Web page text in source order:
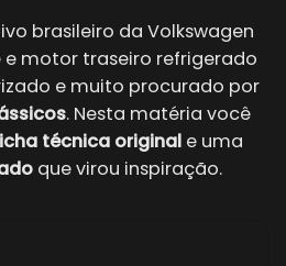
brasileiro da Volkswagen
motor traseiro refrigerado
e muito procurado por
. Nesta matéria você
técnica original e uma
que virou inspiração.